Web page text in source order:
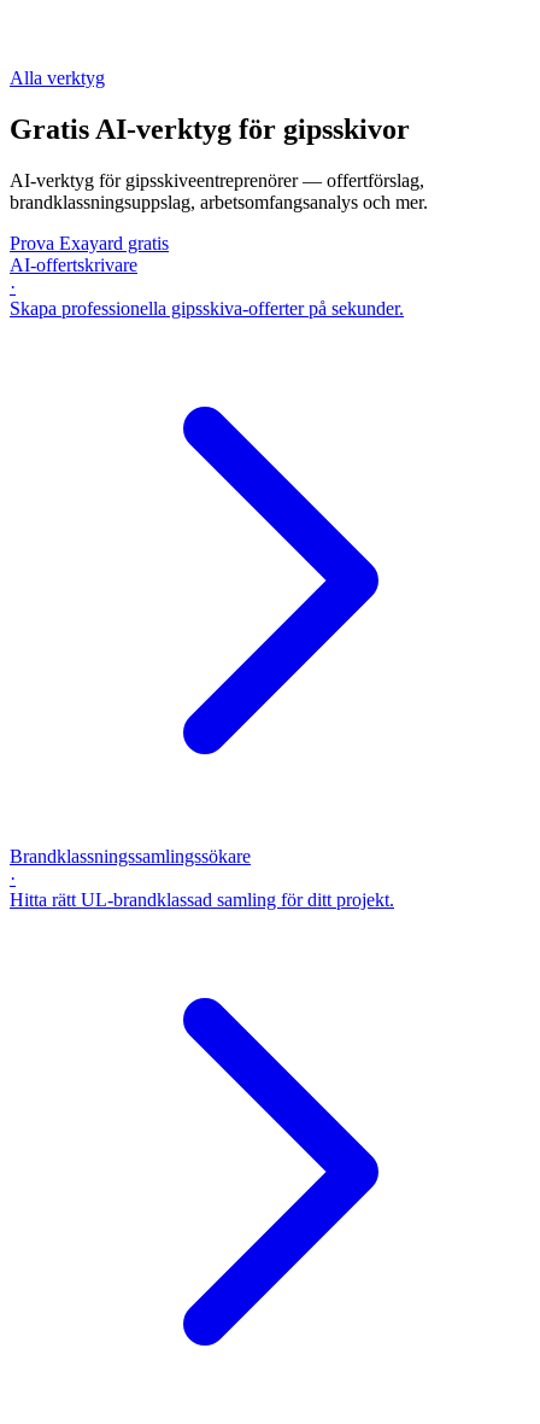
Alla verktyg
Gratis AI-verktyg för gipsskivor
AI-verktyg för gipsskiveentreprenörer — offertförslag,
brandklassningsuppslag, arbetsomfangsanalys och mer.
Prova Exayard gratis
AI-offertskrivare
·
Skapa professionella gipsskiva-offerter på sekunder.
Brandklassningssamlingssökare
·
Hitta rätt UL-brandklassad samling för ditt projekt.